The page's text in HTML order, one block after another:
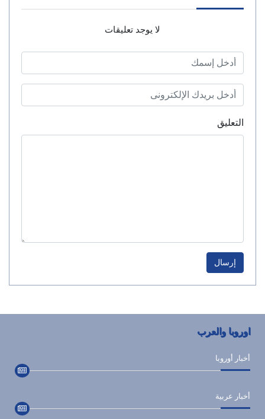
لا يوجد تعليقات
التعليق
إرسال
اوروبا والعرب
أخبار أوروبا
أخبار عربية